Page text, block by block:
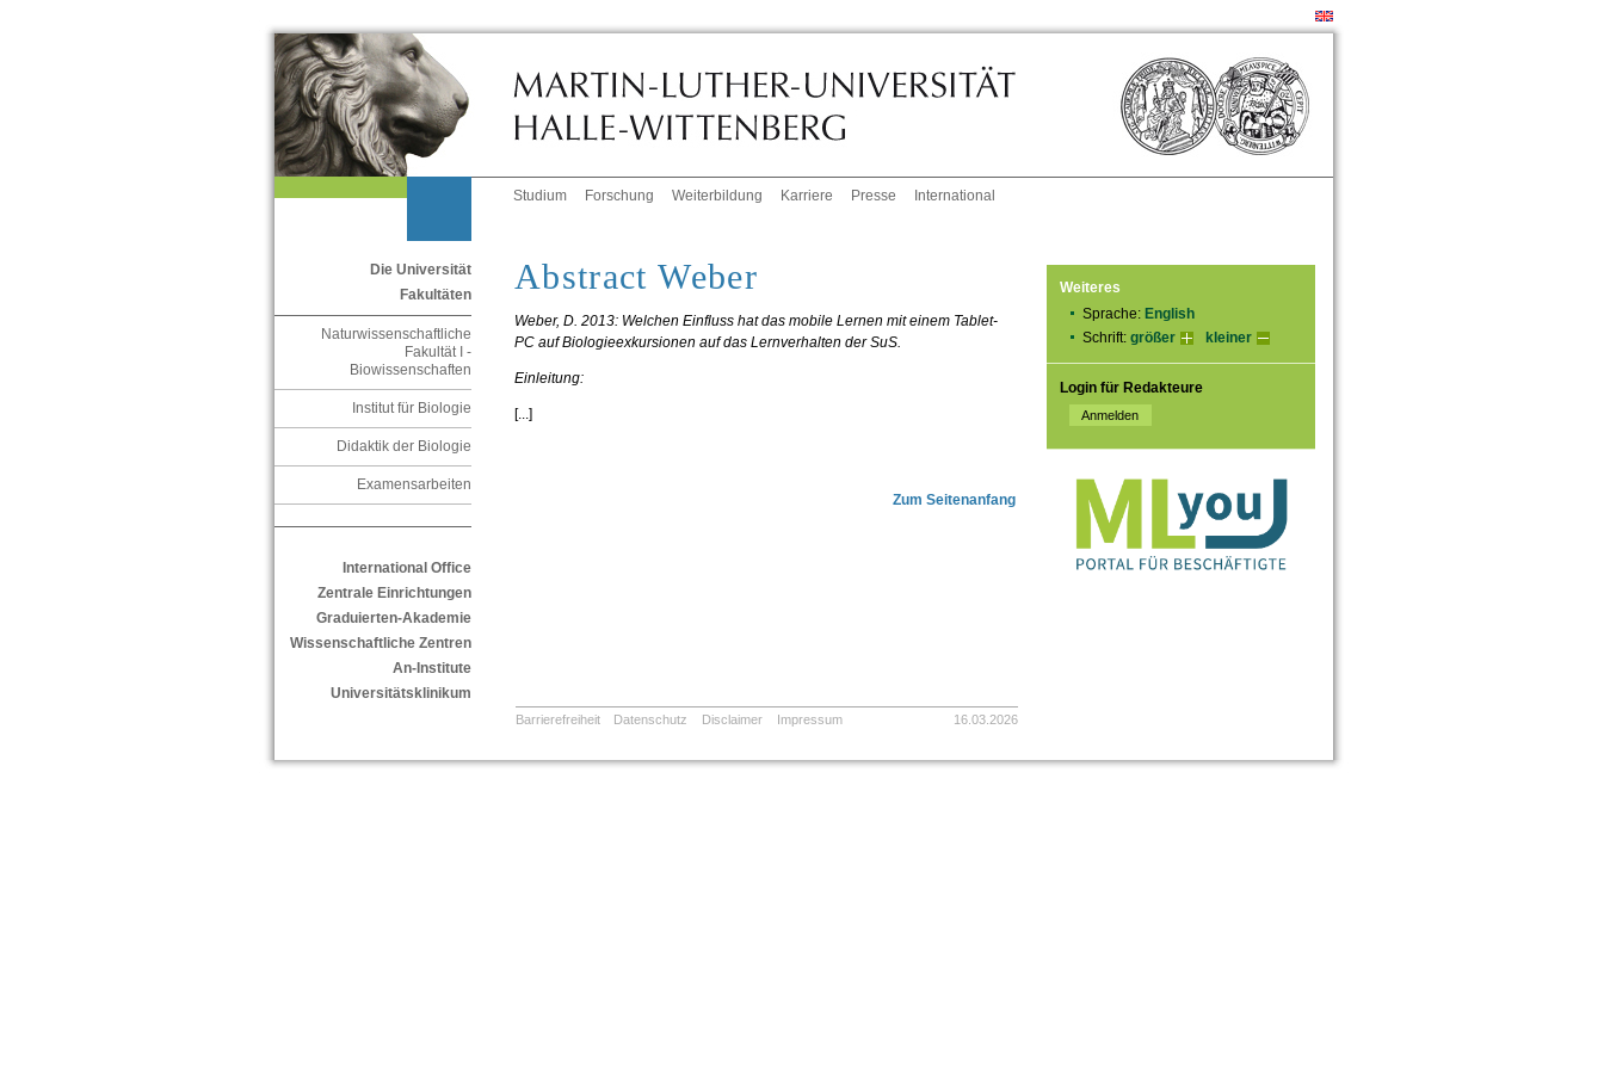
Studium Forschung Weiterbildung Karriere Presse International
Die Universität
Fakultäten
Naturwissenschaftliche
Fakultät I -
Biowissenschaften
Institut für Biologie
Didaktik der Biologie
Examensarbeiten
International Office
Zentrale Einrichtungen
Graduierten-Akademie
Wissenschaftliche Zentren
An-Institute
Universitätsklinikum
Weiteres
Sprache: English
Schrift: größer kleiner
Login für Redakteure
Abstract Weber
Weber, D. 2013: Welchen Einfluss hat das mobile Lernen mit einem Tablet-
PC auf Biologieexkursionen auf das Lernverhalten der SuS.
Einleitung:
[...]
Zum Seitenanfang
Barrierefreiheit Datenschutz Disclaimer Impressum 16.03.2026